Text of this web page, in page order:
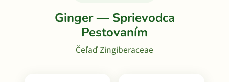
Ginger — Sprievodca
Pestovaním
Čeľaď Zingiberaceae